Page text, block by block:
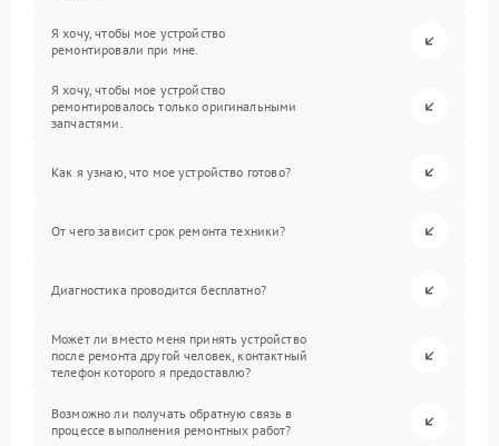
Я хочу, чтобы мое устройство
ремонтировали при мне.
Я хочу, чтобы мое устройство
ремонтировалось только оригинальными
запчастями.
Как я узнаю, что мое устройство готово?
От чего зависит срок ремонта техники?
Диагностика проводится бесплатно?
Может ли вместо меня принять устройство
после ремонта другой человек, контактный
телефон которого я предоставлю?
Возможно ли получать обратную связь в
процессе выполнения ремонтных работ?